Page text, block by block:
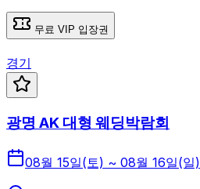
무료 VIP 입장권
경기
광명 AK 대형 웨딩박람회
08월 15일(토) ~ 08월 16일(일)